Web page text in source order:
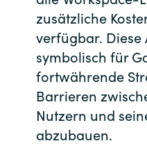
zusätzliche
verfügbar.
symbolisch für
fortwährende
Barrieren
Nutzern und
abzubauen.